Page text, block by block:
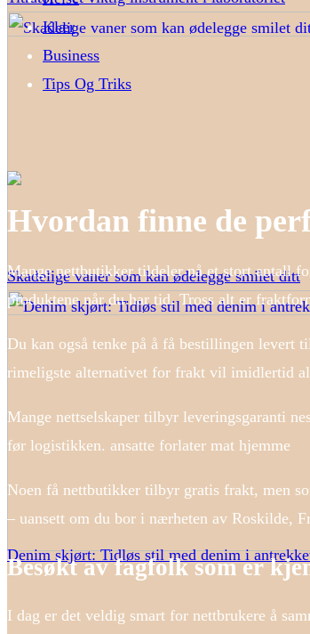
Skadelige vaner som kan ødelegge smilet ditt
Denim skjørt: Tidløs stil med denim i
Klær
Business
Tips Og Triks
Hvordan finne de
Mange nettbutikker tildeler nå et stort antall
produktene når du har tid. Tross alt er
Du kan også tenke på å få bestillingen levert
rimeligste alternativet for frakt vil imidlertid
Mange nettselskaper tilbyr leveringsgaranti
før logistikken. ansatte forlater mat hjemme
Noen få nettbutikker tilbyr gratis frakt, men
– uansett om du bor i nærheten av Roskilde,
Besøkt av fagfolk som er
I dag er det veldig smart for nettbrukere å